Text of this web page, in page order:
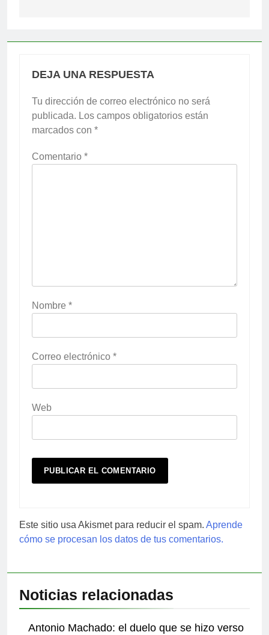
DEJA UNA RESPUESTA
Tu dirección de correo electrónico no será
publicada. Los campos obligatorios están
marcados con *
Comentario *
Nombre *
Correo electrónico *
Web
Este sitio usa Akismet para reducir el spam. Aprende
cómo se procesan los datos de tus comentarios.
Noticias relacionadas
Antonio Machado: el duelo que se hizo verso